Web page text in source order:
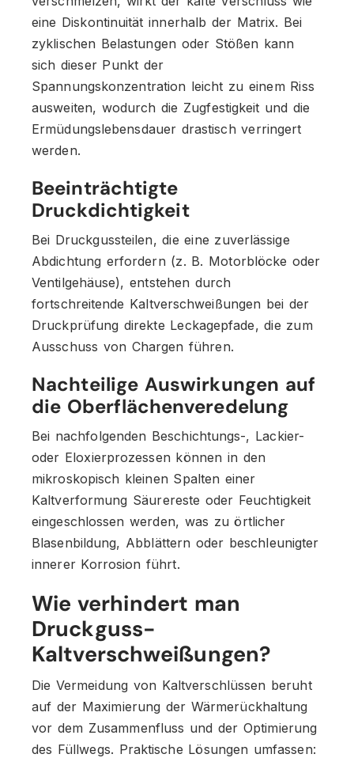
eine Diskontinuität innerhalb der Matrix. Bei
zyklischen Belastungen oder Stößen kann
sich dieser Punkt der
Spannungskonzentration leicht zu einem Riss
ausweiten, wodurch die Zugfestigkeit und die
Ermüdungslebensdauer drastisch verringert
werden.
Beeinträchtigte
Druckdichtigkeit
Bei Druckgussteilen, die eine zuverlässige
Abdichtung erfordern (z. B. Motorblöcke oder
Ventilgehäuse), entstehen durch
fortschreitende Kaltverschweißungen bei der
Druckprüfung direkte Leckagepfade, die zum
Ausschuss von Chargen führen.
Nachteilige Auswirkungen auf
die Oberflächenveredelung
Bei nachfolgenden Beschichtungs-, Lackier-
oder Eloxierprozessen können in den
mikroskopisch kleinen Spalten einer
Kaltverformung Säurereste oder Feuchtigkeit
eingeschlossen werden, was zu örtlicher
Blasenbildung, Abblättern oder beschleunigter
innerer Korrosion führt.
Wie verhindert man
Druckguss-
Kaltverschweißungen?
Die Vermeidung von Kaltverschlüssen beruht
auf der Maximierung der Wärmerückhaltung
vor dem Zusammenfluss und der Optimierung
des Füllwegs. Praktische Lösungen umfassen: